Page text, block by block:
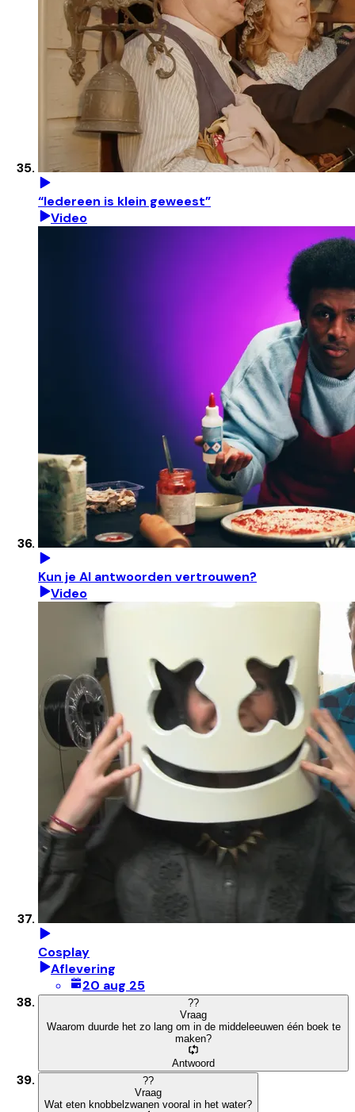
“Iedereen is klein geweest”
Video
Kun je AI antwoorden vertrouwen?
Video
Cosplay
Aflevering
20 aug 25
??
Vraag
Waarom duurde het zo lang om in de middeleeuwen één boek te
maken?
Antwoord
??
Vraag
Wat eten knobbelzwanen vooral in het water?